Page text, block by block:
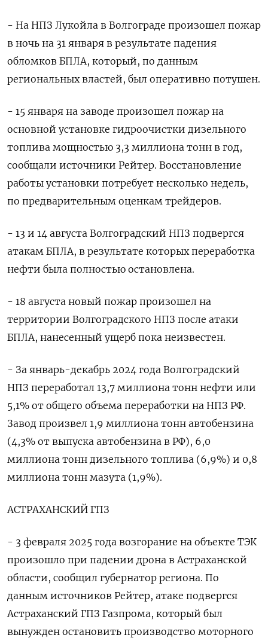
- На НПЗ Лукойла в Волгограде произошел пожар
в ночь на 31 января в результате падения
обломков БПЛА, который, по данным
региональных властей, был оперативно потушен.
- 15 января на заводе произошел пожар на
основной установке гидроочистки дизельного
топлива мощностью 3,3 миллиона тонн в год,
сообщали источники Рейтер. Восстановление
работы установки потребует несколько недель,
по предварительным оценкам трейдеров.
- 13 и 14 августа Волгоградский НПЗ подвергся
атакам БПЛА, в результате которых переработка
нефти была полностью остановлена.
- 18 августа новый пожар произошел на
территории Волгоградского НПЗ после атаки
БПЛА, нанесенный ущерб пока неизвестен.
- За январь-декабрь 2024 года Волгоградский
НПЗ переработал 13,7 миллиона тонн нефти или
5,1% от общего объема переработки на НПЗ РФ.
Завод произвел 1,9 миллиона тонн автобензина
(4,3% от выпуска автобензина в РФ), 6,0
миллиона тонн дизельного топлива (6,9%) и 0,8
миллиона тонн мазута (1,9%).
АСТРАХАНСКИЙ ГПЗ
- 3 февраля 2025 года возгорание на объекте ТЭК
произошло при падении дрона в Астраханской
области, сообщил губернатор региона. По
данным источников Рейтер, атаке подвергся
Астраханский ГПЗ Газпрома, который был
вынужден остановить производство моторного